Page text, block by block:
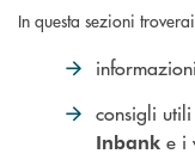
In questa sezioni
consigli
Inbank e i